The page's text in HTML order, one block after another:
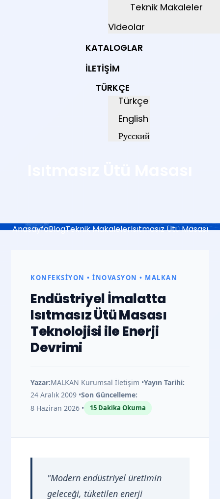
Teknik Makaleler
Videolar
KATALOGLAR
İLETIŞIM
TÜRKÇE
Türkçe
English
Русский
AnasayfaBlogTeknik MakalelerIsıtmasız Ütü Masası
Ütü
Masası
KONFEKSIYON • İNOVASYON • MALKAN
Endüstriyel İmalatta
Isıtmasız Ütü Masası
Teknolojisi ile Enerji
Devrimi
Yazar:MALKAN Kurumsal İletişim •Yayın Tarihi:
24 Aralık 2009 •Son Güncelleme:
8 Haziran 2026 •
15 Dakika Okuma
"Modern endüstriyel üretimin
geleceği, tüketilen enerji